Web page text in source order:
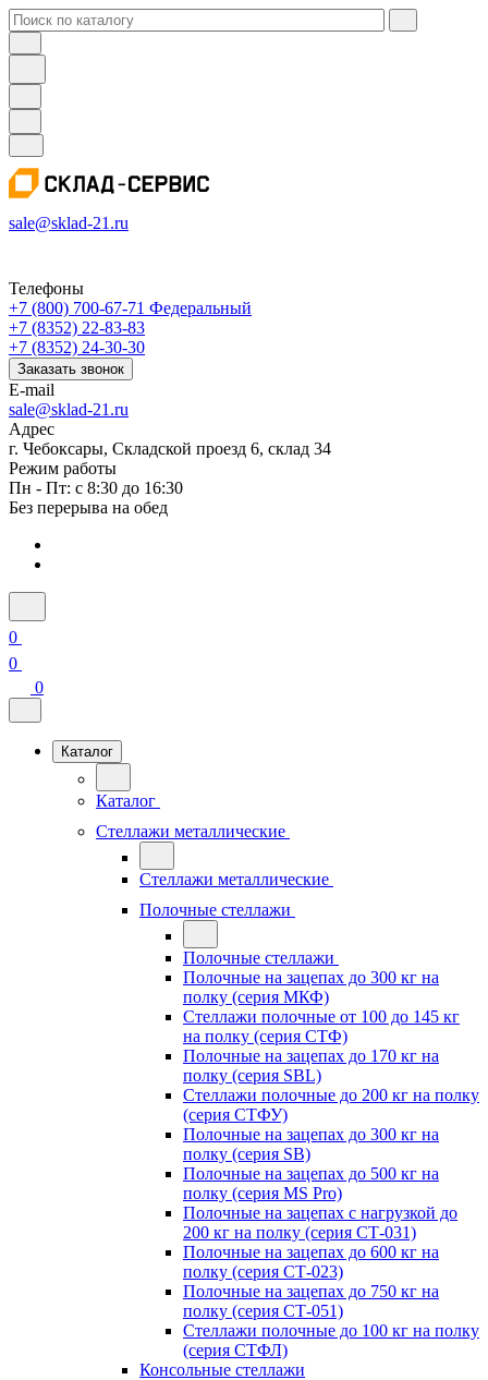
sale@sklad-21.ru
Телефоны
+7 (800) 700-67-71 Федеральный
+7 (8352) 22-83-83
+7 (8352) 24-30-30
Заказать звонок
E-mail
sale@sklad-21.ru
Адрес
г. Чебоксары, Складской проезд 6, склад 34
Режим работы
Пн - Пт: с 8:30 до 16:30
Без перерыва на обед
0
0
0
Каталог
Каталог
Стеллажи металлические
Стеллажи металлические
Полочные стеллажи
Полочные стеллажи
Полочные на зацепах до 300 кг на
полку (серия МКФ)
Стеллажи полочные от 100 до 145 кг
на полку (серия СТФ)
Полочные на зацепах до 170 кг на
полку (серия SBL)
Стеллажи полочные до 200 кг на полку
(серия СТФУ)
Полочные на зацепах до 300 кг на
полку (серия SB)
Полочные на зацепах до 500 кг на
полку (серия MS Pro)
Полочные на зацепах с нагрузкой до
200 кг на полку (серия СТ-031)
Полочные на зацепах до 600 кг на
полку (серия СТ-023)
Полочные на зацепах до 750 кг на
полку (серия СТ-051)
Стеллажи полочные до 100 кг на полку
(серия СТФЛ)
Консольные стеллажи